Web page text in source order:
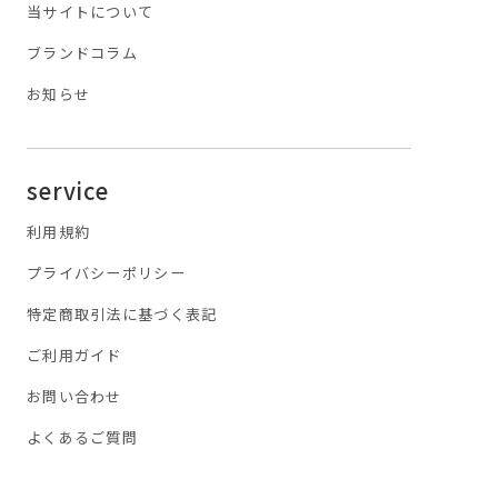
当サイトについて
ブランドコラム
お知らせ
service
利用規約
プライバシーポリシー
特定商取引法に基づく表記
ご利用ガイド
お問い合わせ
よくあるご質問